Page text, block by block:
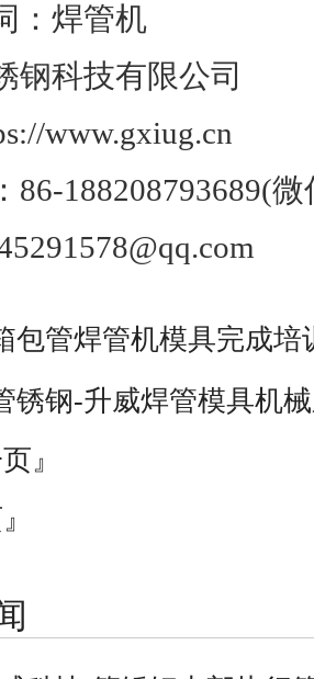
：焊管机
钢科技有限公司
www.gxiug.cn
86-188208793689(
包管焊管机模具完成培
锈钢-升威焊管模具机
』